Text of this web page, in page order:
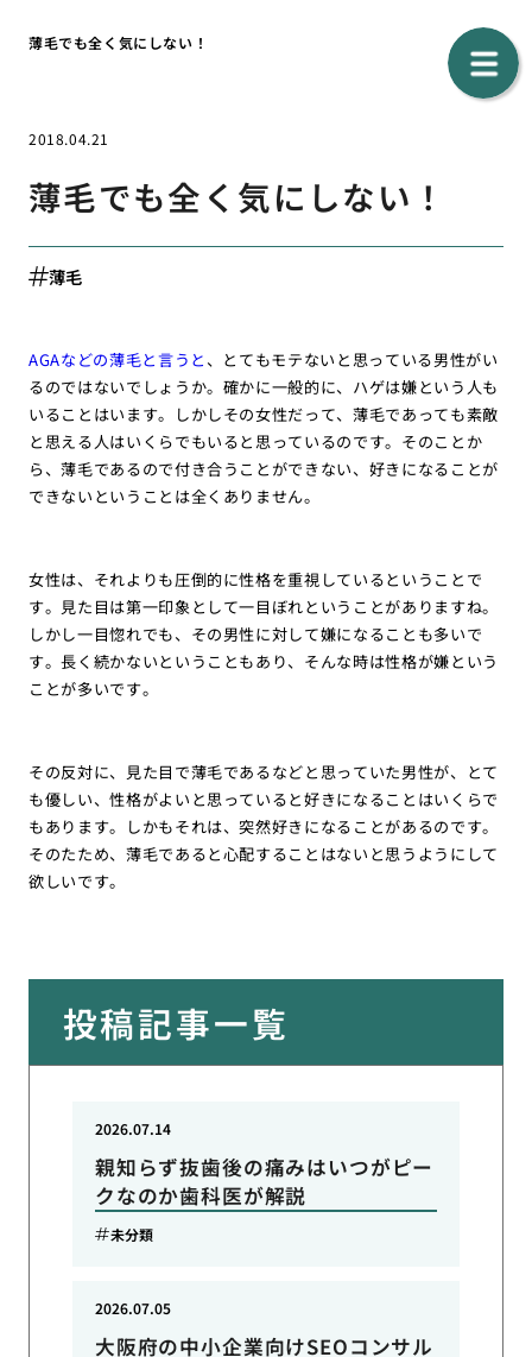
薄毛でも全く気にしない！
2018.04.21
薄毛でも全く気にしない！
薄毛
AGAなどの薄毛と言うと 、とてもモテないと思っている男性がい
るのではないでしょうか。確かに一般的に、ハゲは嫌という人も
いることはいます。しかしその女性だって、薄毛であっても素敵
と思える人はいくらでもいると思っているのです。そのことか
ら、薄毛であるので付き合うことができない、好きになることが
できないということは全くありません。
女性は、それよりも圧倒的に性格を重視しているということで
す。見た目は第一印象として一目ぼれということがありますね。
しかし一目惚れでも、その男性に対して嫌になることも多いで
す。長く続かないということもあり、そんな時は性格が嫌という
ことが多いです。
その反対に、見た目で薄毛であるなどと思っていた男性が、とて
も優しい、性格がよいと思っていると好きになることはいくらで
もあります。しかもそれは、突然好きになることがあるのです。
そのたため、薄毛であると心配することはないと思うようにして
欲しいです。
投稿記事一覧
親知らず抜歯後の痛みはいつがピー
クなのか歯科医が解説
2026.07.14
未分類
大阪府の中小企業向けSEOコンサル
2026.07.05